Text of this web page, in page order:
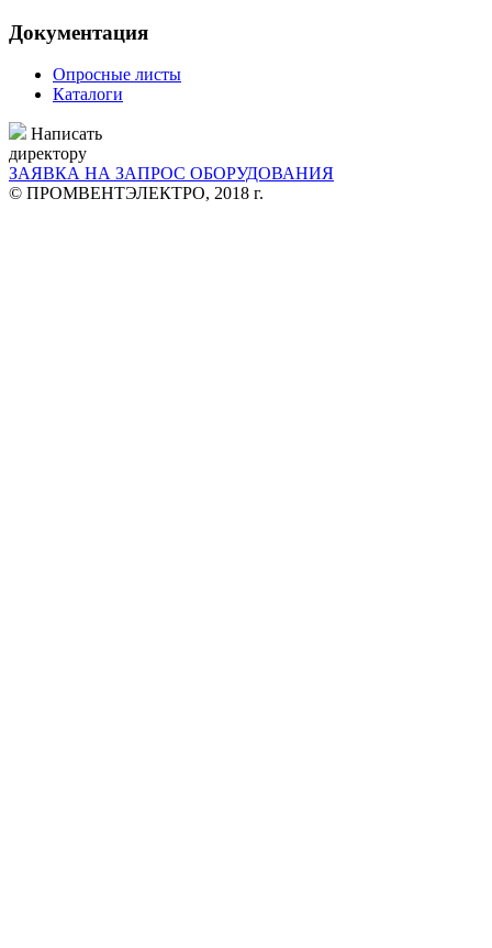
Документация
Опросные листы
Каталоги
Написать
директору
ЗАЯВКА НА ЗАПРОС ОБОРУДОВАНИЯ
© ПРОМВЕНТЭЛЕКТРО, 2018 г.